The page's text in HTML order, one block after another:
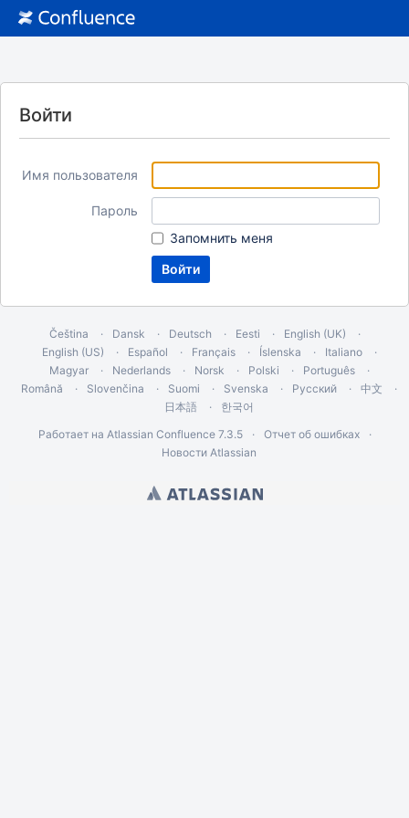
Войти
Имя пользователя
Пароль
Запомнить меня
Čeština Dansk Deutsch Eesti
English (UK)
English (US)
Español Français Íslenska
Italiano
Magyar
Nederlands Norsk Polski
Português
Română
Slovenčina Suomi Svenska Русский
中文
日本語
한국어
Работает на Atlassian Confluence 7.3.5
Отчет об ошибках
Новости Atlassian